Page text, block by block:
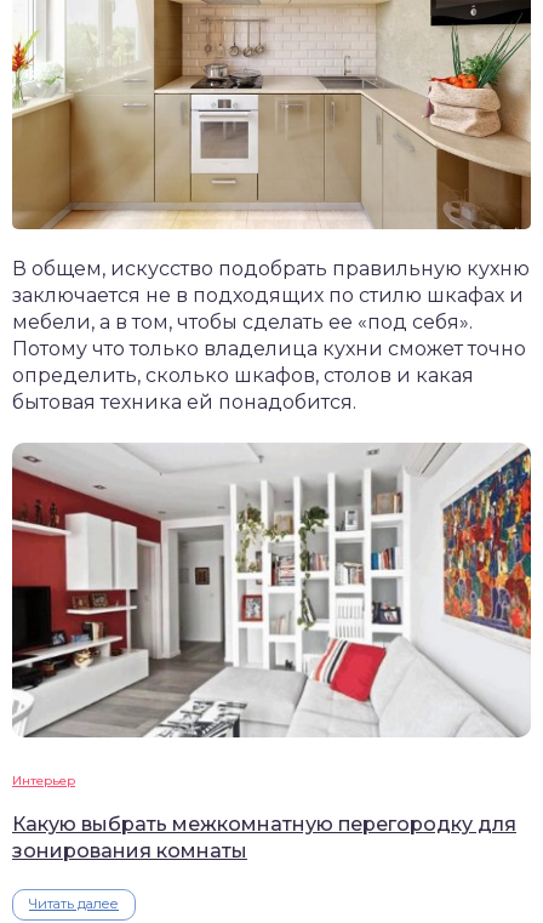
В общем, искусство подобрать правильную кухню
заключается не в подходящих по стилю шкафах и
мебели, а в том, чтобы сделать ее «под себя».
Потому что только владелица кухни сможет точно
определить, сколько шкафов, столов и какая
бытовая техника ей понадобится.
Интерьер
Какую выбрать межкомнатную перегородку для
зонирования комнаты
Читать далее